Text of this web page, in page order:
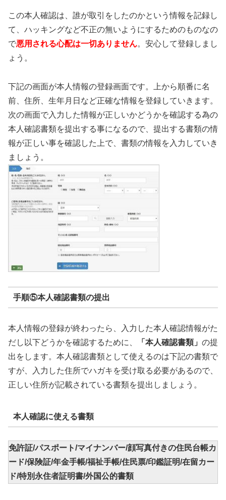
この本人確認は、誰が取引をしたのかという情報を記録し
て、ハッキングなど不正の無いようにするためのものなの
で悪用される心配は一切ありません。安心して登録しまし
ょう。
下記の画面が本人情報の登録画面です。上から順番に名
前、住所、生年月日など正確な情報を登録していきます。
次の画面で入力した情報が正しいかどうかを確認する為の
本人確認書類を提出する事になるので、提出する書類の情
報が正しい事を確認した上で、書類の情報を入力していき
ましょう。
手順⑤本人確認書類の提出
本人情報の登録が終わったら、入力した本人確認情報がた
だし以下どうかを確認するために、
「本人確認書類」 の提
出をします。本人確認書類として使えるのは下記の書類で
すが、入力した住所でハガキを受け取る必要があるので、
正しい住所が記載されている書類を提出しましょう。
本人確認に使える書類
免許証/パスポート/マイナンバー/顔写真付きの住民台帳カ
ード/保険証/年金手帳/福祉手帳/住民票/印鑑証明/在留カー
ド/特別永住者証明書/外国公的書類